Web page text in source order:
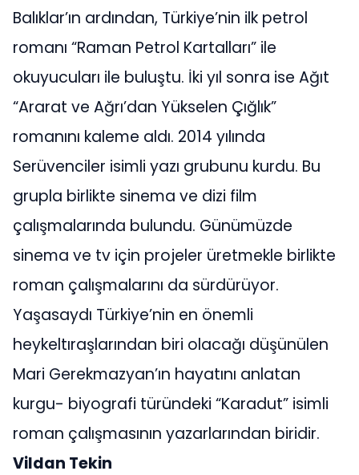
Balıklar’ın ardından, Türkiye’nin ilk petrol
romanı “Raman Petrol Kartalları” ile
okuyucuları ile buluştu. İki yıl sonra ise Ağıt
“Ararat ve Ağrı’dan Yükselen Çığlık”
romanını kaleme aldı. 2014 yılında
Serüvenciler isimli yazı grubunu kurdu. Bu
grupla birlikte sinema ve dizi film
çalışmalarında bulundu. Günümüzde
sinema ve tv için projeler üretmekle birlikte
roman çalışmalarını da sürdürüyor.
Yaşasaydı Türkiye’nin en önemli
heykeltıraşlarından biri olacağı düşünülen
Mari Gerekmazyan’ın hayatını anlatan
kurgu- biyografi türündeki “Karadut” isimli
roman çalışmasının yazarlarından biridir.
Vildan Tekin